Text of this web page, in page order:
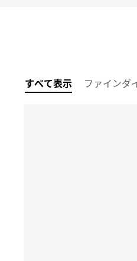
すべて表示 ファインダ